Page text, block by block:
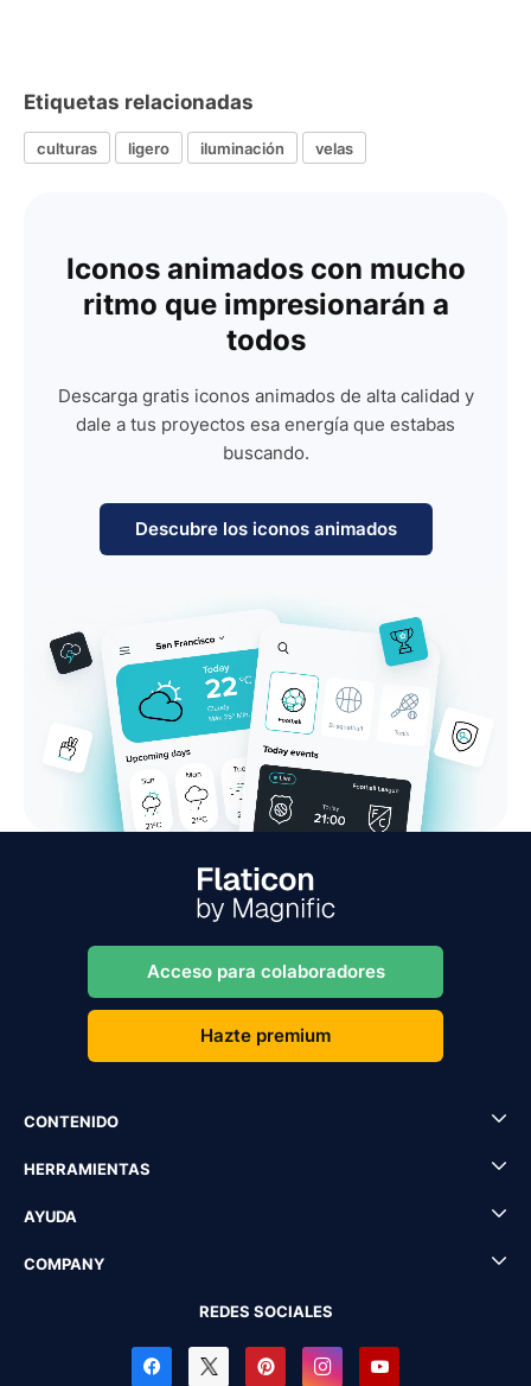
Etiquetas relacionadas
culturas ligero iluminación velas
Iconos animados con mucho
ritmo que impresionarán a
todos
Descarga gratis iconos animados de alta calidad y
dale a tus proyectos esa energía que estabas
buscando.
Descubre los iconos animados
Acceso para colaboradores
Hazte premium
CONTENIDO
HERRAMIENTAS
AYUDA
COMPANY
REDES SOCIALES